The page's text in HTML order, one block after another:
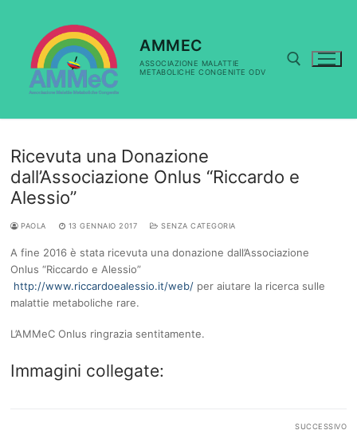
contenuto
AMMEC
ASSOCIAZIONE MALATTIE
METABOLICHE CONGENITE ODV
Cerca:
Ricevuta una Donazione
dall’Associazione Onlus “Riccardo e
Alessio”
PAOLA 13 GENNAIO 2017 SENZA CATEGORIA
A fine 2016 è stata ricevuta una donazione dall’Associazione
Onlus “Riccardo e Alessio”
http://www.riccardoealessio.it/web/ per aiutare la ricerca sulle
malattie metaboliche rare.
L’AMMeC Onlus ringrazia sentitamente.
Immagini collegate:
SUCCESSIVO